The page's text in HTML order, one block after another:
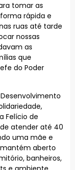
tomar as
rápida e
ruas até tarde
nossas
as
que
do Poder
Felício de
atender até 40
uma mãe e
aberto
banheiros,